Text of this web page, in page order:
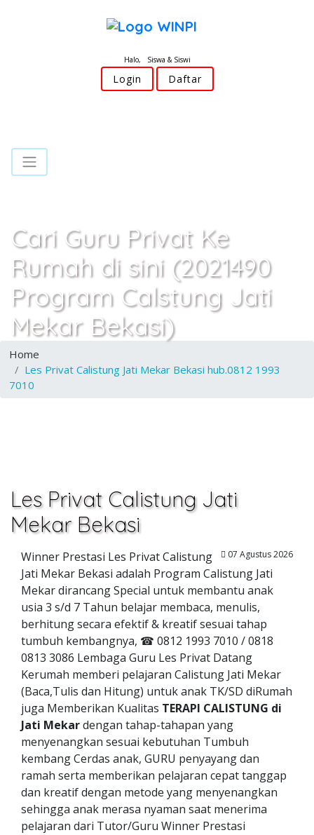
Halo, Siswa & Siswi
Login Daftar
Cari Guru Privat Ke
Rumah di sini (2021490
Program Calstung Jati
Mekar Bekasi)
Home
Les Privat Calistung Jati Mekar Bekasi hub.0812 1993
7010
Les Privat Calistung Jati
Mekar Bekasi
07 Agustus 2026
Winner Prestasi Les Privat Calistung
Jati Mekar Bekasi adalah Program Calistung Jati
Mekar dirancang Special untuk membantu anak
usia 3 s/d 7 Tahun belajar membaca, menulis,
berhitung secara efektif & kreatif sesuai tahap
tumbuh kembangnya, ☎ 0812 1993 7010 / 0818
0813 3086 Lembaga Guru Les Privat Datang
Kerumah memberi pelajaran Calistung Jati Mekar
(Baca,Tulis dan Hitung) untuk anak TK/SD diRumah
juga Memberikan Kualitas TERAPI CALISTUNG di
Jati Mekardengan tahap-tahapan yang
menyenangkan sesuai kebutuhan Tumbuh
kembang Cerdas anak, GURU penyayang dan
ramah serta memberikan pelajaran cepat tanggap
dan kreatif dengan metode yang menyenangkan
sehingga anak merasa nyaman saat menerima
pelajaran dari Tutor/Guru Winner Prestasi